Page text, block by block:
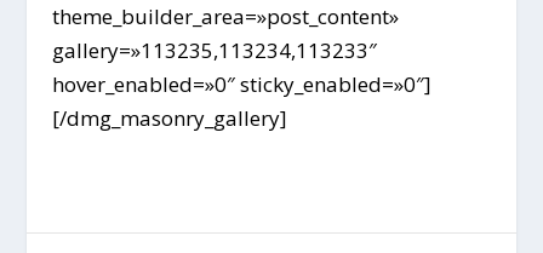
theme_builder_area=»post_content»
gallery=»113235,113234,113233″
hover_enabled=»0″ sticky_enabled=»0″]
[/dmg_masonry_gallery]